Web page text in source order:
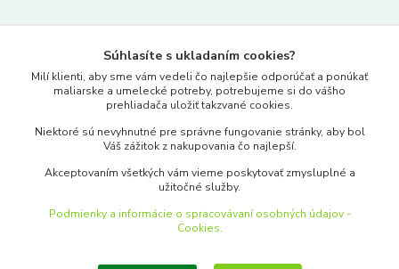
www.merkantil.sk
Pondelok-Piatok: 9.00-17.00hod.
objednavky@merkantil-obchod.sk
Súhlasíte s ukladaním cookies?
Milí klienti, aby sme vám vedeli čo najlepšie odporúčať a ponúkať
maliarske a umelecké potreby, potrebujeme si do vášho
prehliadača uložiť takzvané cookies.
Niektoré sú nevyhnutné pre správne fungovanie stránky, aby bol
Váš zážitok z nakupovania čo najlepší.
Akceptovaním všetkých vám vieme poskytovať zmysluplné a
užitočné služby.
Podmienky a informácie o spracovávaní osobných údajov -
Cookies.